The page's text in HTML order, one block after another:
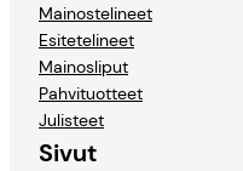
Mainostelineet
Esitetelineet
Mainosliput
Pahvituotteet
Julisteet
Sivut